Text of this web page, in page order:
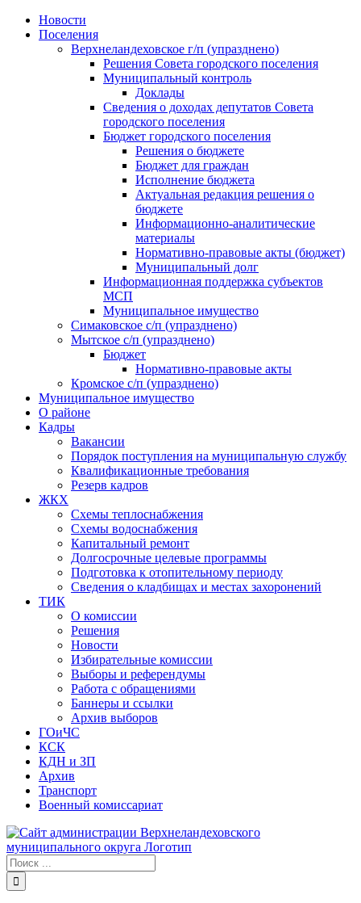
Skip
Новости
Поселения
Верхнеландеховское г/п (упразднено)
Решения Совета городского поселения
Муниципальный контроль
Доклады
Сведения о доходах депутатов Совета
городского поселения
Бюджет городского поселения
Решения о бюджете
Бюджет для граждан
Исполнение бюджета
Актуальная редакция решения о
бюджете
Информационно-аналитические
материалы
Нормативно-правовые акты (бюджет)
Муниципальный долг
Информационная поддержка субъектов
МСП
Муниципальное имущество
Симаковское с/п (упразднено)
Мытское с/п (упразднено)
Бюджет
Нормативно-правовые акты
Кромское с/п (упразднено)
Муниципальное имущество
О районе
Кадры
Вакансии
Порядок поступления на муниципальную службу
Квалификационные требования
Резерв кадров
ЖКХ
Схемы теплоснабжения
Схемы водоснабжения
Капитальный ремонт
Долгосрочные целевые программы
Подготовка к отопительному периоду
Сведения о кладбищах и местах захоронений
ТИК
О комиссии
Решения
Новости
Избирательные комиссии
Выборы и референдумы
Работа с обращениями
Баннеры и ссылки
Архив выборов
ГОиЧС
КСК
КДН и ЗП
Архив
Транспорт
Военный комиссариат
Результат
поиска: